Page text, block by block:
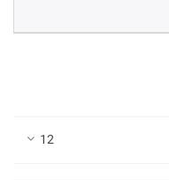
12